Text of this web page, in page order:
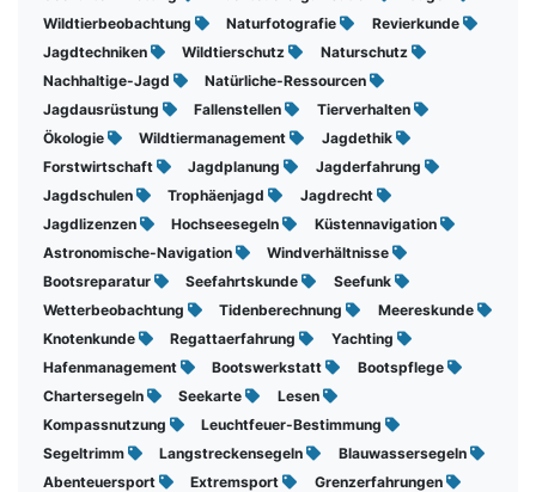
Wildtierbeobachtung
Naturfotografie
Revierkunde
Jagdtechniken
Wildtierschutz
Naturschutz
Nachhaltige-Jagd
Natürliche-Ressourcen
Jagdausrüstung
Fallenstellen
Tierverhalten
Ökologie
Wildtiermanagement
Jagdethik
Forstwirtschaft
Jagdplanung
Jagderfahrung
Jagdschulen
Trophäenjagd
Jagdrecht
Jagdlizenzen
Hochseesegeln
Küstennavigation
Astronomische-Navigation
Windverhältnisse
Bootsreparatur
Seefahrtskunde
Seefunk
Wetterbeobachtung
Tidenberechnung
Meereskunde
Knotenkunde
Regattaerfahrung
Yachting
Hafenmanagement
Bootswerkstatt
Bootspflege
Chartersegeln
Seekarte
Lesen
Kompassnutzung
Leuchtfeuer-Bestimmung
Segeltrimm
Langstreckensegeln
Blauwassersegeln
Abenteuersport
Extremsport
Grenzerfahrungen